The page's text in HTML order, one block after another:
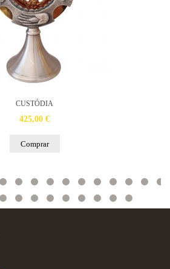
CUSTÓDIA
425,00 €
Comprar